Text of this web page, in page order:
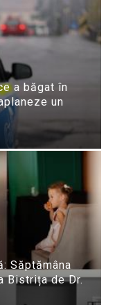
a băgat în
un
Săptămâna
Bistrița de Dr.